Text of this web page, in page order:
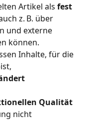
Artikel als fest
z. B. über
und externe
können.
Inhalte, für die
Qualität
nicht